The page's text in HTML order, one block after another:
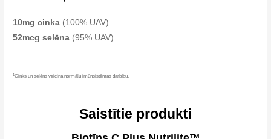
10mg cinka (100% UAV)
52mcg selēna (95% UAV)
1Cinks un selēns veicina normālu imūnsistēmas darbību.
Saistītie produkti